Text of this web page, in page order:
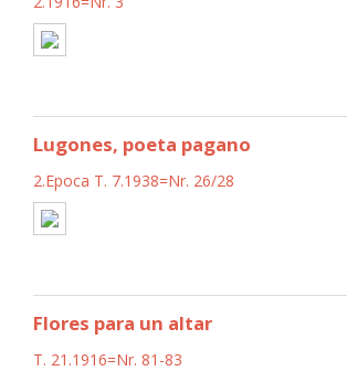
Lugones, poeta pagano
2.Epoca T. 7.1938=Nr. 26/28
Flores para un altar
T. 21.1916=Nr. 81-83